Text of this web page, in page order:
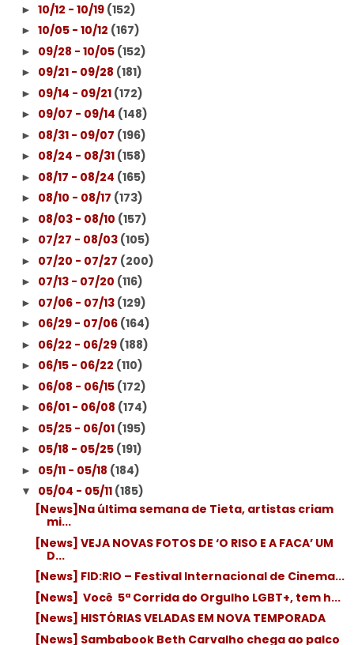
► 10/12 - 10/19 (152)
► 10/05 - 10/12 (167)
► 09/28 - 10/05 (152)
► 09/21 - 09/28 (181)
► 09/14 - 09/21 (172)
► 09/07 - 09/14 (148)
► 08/31 - 09/07 (196)
► 08/24 - 08/31 (158)
► 08/17 - 08/24 (165)
► 08/10 - 08/17 (173)
► 08/03 - 08/10 (157)
► 07/27 - 08/03 (105)
► 07/20 - 07/27 (200)
► 07/13 - 07/20 (116)
► 07/06 - 07/13 (129)
► 06/29 - 07/06 (164)
► 06/22 - 06/29 (188)
► 06/15 - 06/22 (110)
► 06/08 - 06/15 (172)
► 06/01 - 06/08 (174)
► 05/25 - 06/01 (195)
► 05/18 - 05/25 (191)
► 05/11 - 05/18 (184)
▼ 05/04 - 05/11 (185)
[News]Na última semana de Tieta, artistas criam
mi...
[News] VEJA NOVAS FOTOS DE ‘O RISO E A FACA’ UM
D...
[News] FID:RIO – Festival Internacional de Cinema...
[News] ​ Você ​ 5ª Corrida do Orgulho LGBT+, tem h...
[News] HISTÓRIAS VELADAS EM NOVA TEMPORADA
[News] Sambabook Beth Carvalho chega ao palco